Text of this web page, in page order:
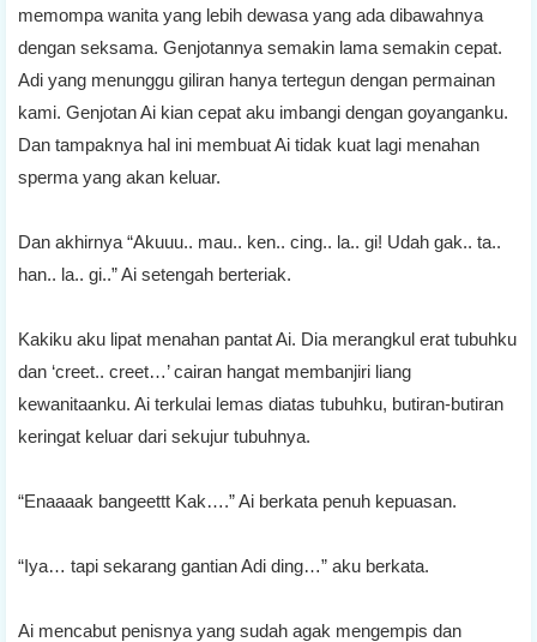
memompa wanita yang lebih dewasa yang ada dibawahnya
dengan seksama. Genjotannya semakin lama semakin cepat.
Adi yang menunggu giliran hanya tertegun dengan permainan
kami. Genjotan Ai kian cepat aku imbangi dengan goyanganku.
Dan tampaknya hal ini membuat Ai tidak kuat lagi menahan
sperma yang akan keluar.
Dan akhirnya “Akuuu.. mau.. ken.. cing.. la.. gi! Udah gak.. ta..
han.. la.. gi..” Ai setengah berteriak.
Kakiku aku lipat menahan pantat Ai. Dia merangkul erat tubuhku
dan ‘creet.. creet…’ cairan hangat membanjiri liang
kewanitaanku. Ai terkulai lemas diatas tubuhku, butiran-butiran
keringat keluar dari sekujur tubuhnya.
“Enaaaak bangeettt Kak….” Ai berkata penuh kepuasan.
“Iya… tapi sekarang gantian Adi ding…” aku berkata.
Ai mencabut penisnya yang sudah agak mengempis dan